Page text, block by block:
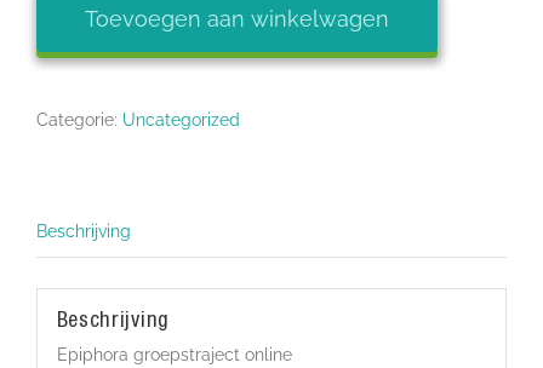
aantal
Toevoegen aan winkelwagen
Categorie: Uncategorized
Beschrijving
Beschrijving
Epiphora groepstraject online